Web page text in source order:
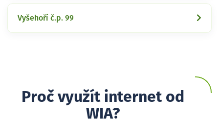
Vyšehoří č.p. 99
Proč využít internet od
WIA?